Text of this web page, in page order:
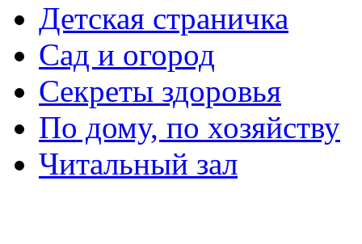
Детская страничка
Сад и огород
Секреты здоровья
По дому, по хозяйству
Читальный зал